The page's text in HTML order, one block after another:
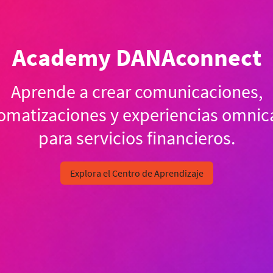
Academy DANAconnect
Aprende a crear comunicaciones,
y experiencias
para servicios financieros.
Explora el Centro de Aprendizaje